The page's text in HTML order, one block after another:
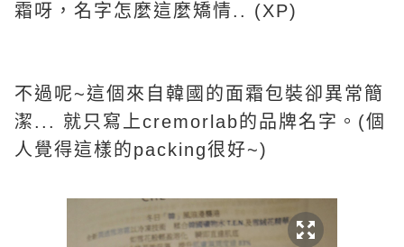
霜呀，名字怎麼這麼矯情.. (XP)
不過呢~這個來自韓國的面霜包裝卻異常簡
潔... 就只寫上cremorlab的品牌名字。(個
人覺得這樣的packing很好~)